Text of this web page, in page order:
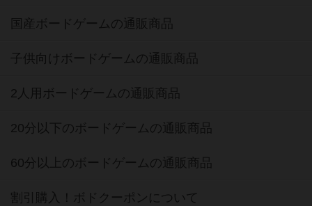
国産ボードゲームの通販商品
子供向けボードゲームの通販商品
2人用ボードゲームの通販商品
20分以下のボードゲームの通販商品
60分以上のボードゲームの通販商品
割引購入！ボドクーポンについて